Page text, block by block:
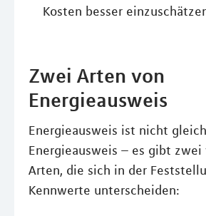
Kosten besser
Zwei Arten von
Energieausweis
Energieausweis ist nicht gleich
Energieausweis – es gibt zwei
Arten, die sich in der
Kennwerte unterscheiden: